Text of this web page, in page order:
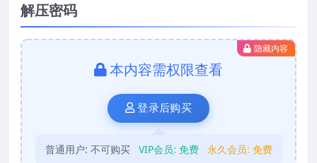
解压密码
隐藏内容
本内容需权限查看
登录后购买
普通用户: 不可购买 VIP会员: 免费 永久会员: 免费